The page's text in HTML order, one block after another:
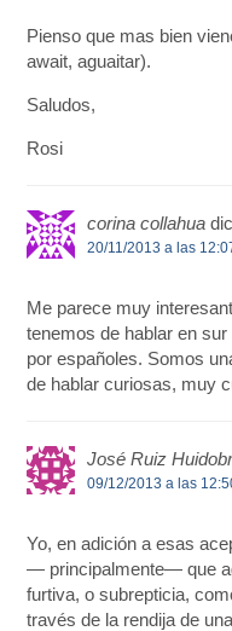
Pienso que mas bien
await, aguaitar).
Saludos,
Rosi
corina collahua
20/11/2013 a las
Me parece muy
tenemos de hablar en
por españoles. Somos
de hablar curiosas, muy
José Ruiz
09/12/2013 a las
Yo, en adición a esas
— principalmente— que
furtiva, o subrepticia,
través de la rendija de